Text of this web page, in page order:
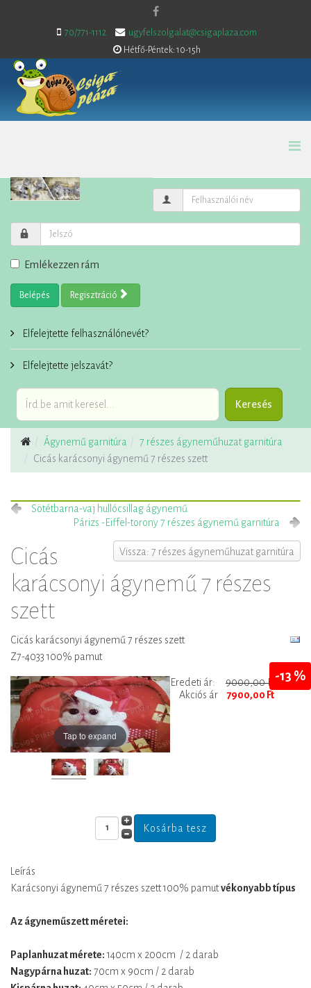
70/771-1112
ugyfelszolgalat@csigaplaza.com
Hétfő-Péntek: 10-15h
Emlékezzen rám
Belépés Regisztráció
Elfelejtette felhasználónevét?
Elfelejtette jelszavát?
Ágynemű garnitúra
7 részes ágyneműhuzat garnitúra
Cicás karácsonyi ágynemű 7 részes szett
Sötétbarna-vaj hullócsillag ágynemű
Párizs -Eiffel-torony 7 részes ágynemű garnitúra
Vissza: 7 részes ágyneműhuzat garnitúra
Cicás
karácsonyi ágynemű 7 részes
szett
Cicás karácsonyi ágynemű 7 részes szett
Z7-4033 100% pamut
Tap to expand
-13 %
Eredeti ár:
9000,00 Ft
Akciós ár
7900,00 Ft
Leírás
Karácsonyi ágynemű 7 részes szett 100% pamutvékonyabb típus
Az ágyneműszett méretei:
Paplanhuzat mérete:140cm x 200cm / 2 darab
Nagypárna huzat: 70cm x 90cm / 2 darab